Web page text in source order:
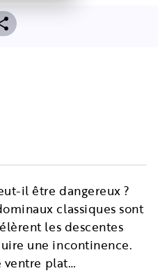
il être dangereux ?
classiques sont
les descentes
une incontinence.
ventre plat…